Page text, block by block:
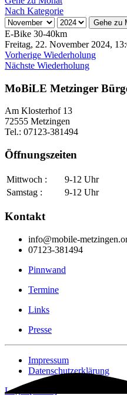
Nach Kategorie
Gehe zu
E-Bike 30-40km
Freitag, 22. November 2024,
Vorherige Wiederholung
Nächste Wiederholung
MoBiLE Metzinger
Am Klosterhof 13
72555 Metzingen
Tel.: 07123-381494
Öffnungszeiten
Mittwoch :
9-12 Uhr
Samstag :
9-12 Uhr
Kontakt
info@mobile-
07123-381494
Pinnwand
Termine
Links
Presse
Impressum
Datenschutzerklärung
Login [Intern]